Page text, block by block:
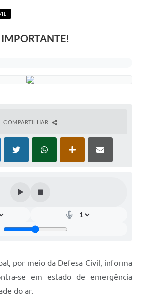
COMPARTILHAR
por meio da Defesa Civil, informa
se em estado de emergência
do ar.